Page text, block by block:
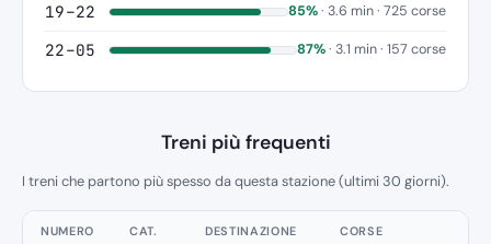
19–22 85%· 3.6 min · 725 corse
22–05 87%· 3.1 min · 157 corse
Treni più frequenti
I treni che partono più spesso da questa stazione (ultimi 30 giorni).
NUMERO CAT. DESTINAZIONE CORSE